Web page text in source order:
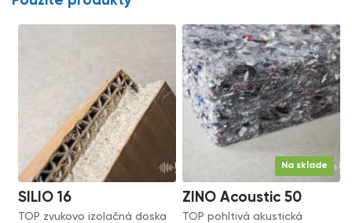
SILIO 16
TOP zvukovo izolačná doska
Na sklade
ZINO Acoustic 50
TOP pohltivá akustická